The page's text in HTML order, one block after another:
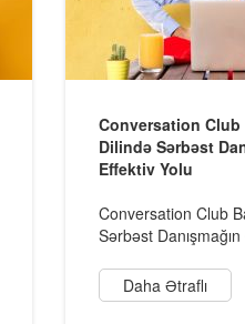
Conversation
Dilində Sərbəst
Effektiv Yolu
Conversation Club
Sərbəst
Daha Ətraflı